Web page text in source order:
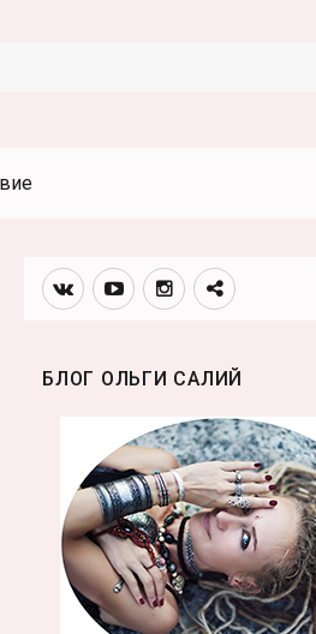
Вконтакте
YoutubeИнстаграмм
Телеграм
БЛОГ ОЛЬГИ САЛИЙ